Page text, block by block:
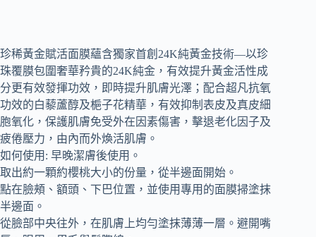
珍稀黃金賦活面膜蘊含獨家首創24K純黃金技術—以珍
珠覆膜包圍奢華矜貴的24K純金，有效提升黃金活性成
分更有效發揮功效，即時提升肌膚光澤；配合超凡抗氧
功效的白藜蘆醇及梔子花精華，有效抑制表皮及真皮細
胞氧化，保護肌膚免受外在因素傷害，擊退老化因子及
疲倦壓力，由內而外煥活肌膚。
如何使用: 早晚潔膚後使用。
取出約一顆約櫻桃大小的份量，從半邊面開始。
點在臉頰、額頭、下巴位置，並使用專用的面膜掃塗抹
半邊面。
從臉部中央往外，在肌膚上均勻塗抹薄薄一層。避開嘴